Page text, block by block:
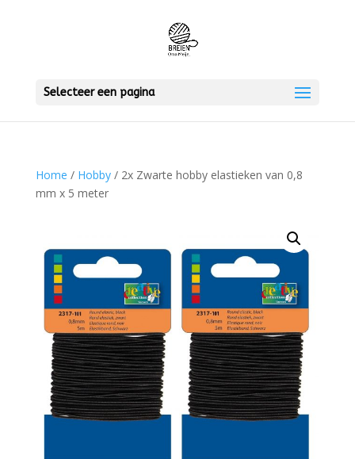
Selecteer een pagina
Home / Hobby/ 2x Zwarte hobby elastieken van 0,8
mm x 5 meter